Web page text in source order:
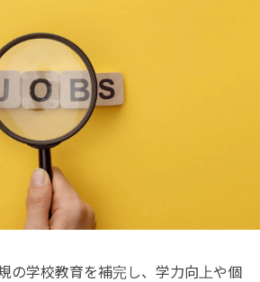
の学校教育を補完し、学力向上や個